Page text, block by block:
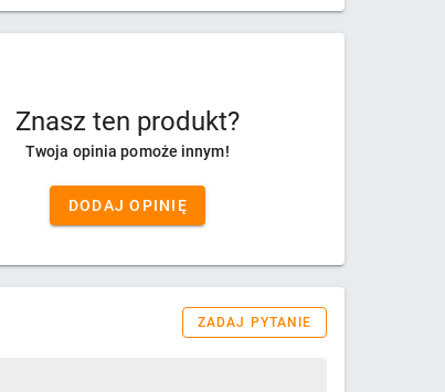
Znasz ten produkt?
Twoja opinia pomoże innym!
DODAJ OPINIĘ
ZADAJ PYTANIE